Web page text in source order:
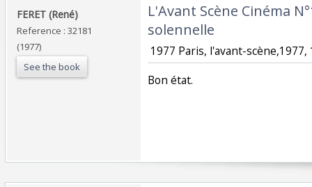
‎FERET (René) ‎
Reference : 32181
(1977)
See the book
‎L'Avant Scène Cinéma
solennelle‎
1977 Paris, l'avant-
‎Bon état. ‎